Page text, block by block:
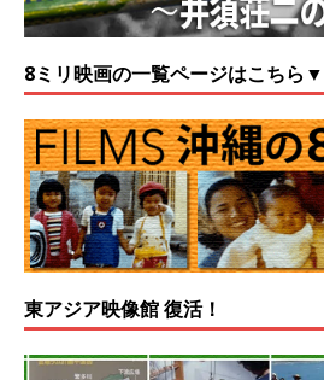
8ミリ映画の一覧ページはこちら▼
東アジア映像館 復活！